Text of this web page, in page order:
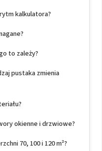
kalkulatora?
to zależy?
pustaka zmienia
okienne i drzwiowe?
70, 100 i 120 m²?